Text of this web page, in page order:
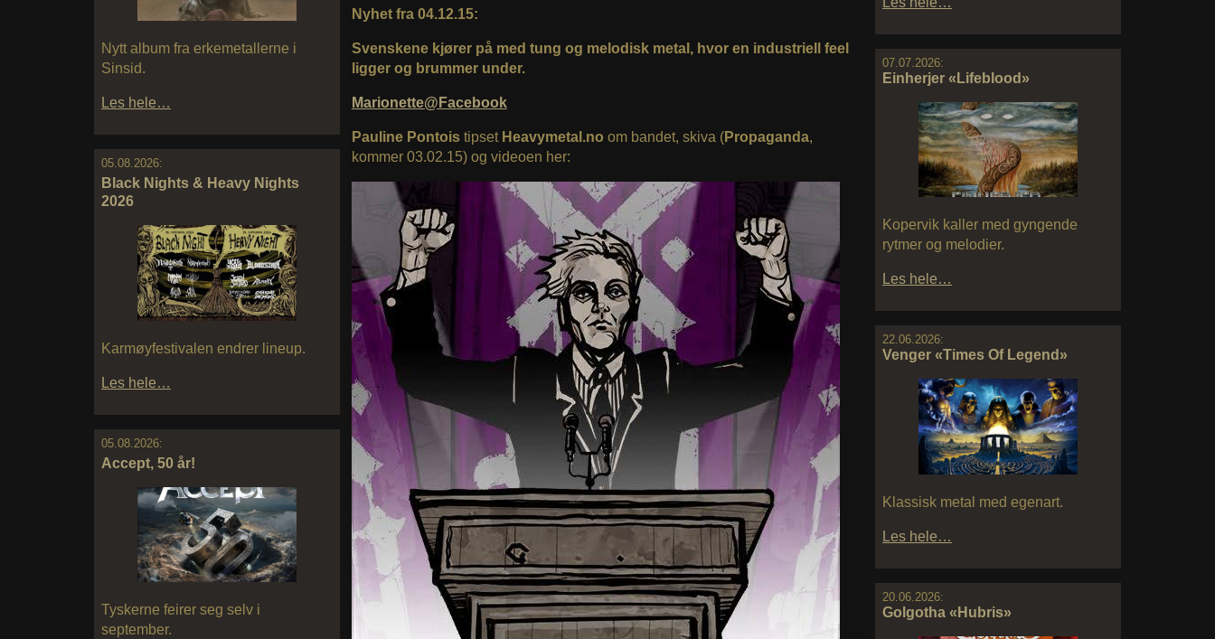
Nytt album fra erkemetallerne i
Sinsid.
Les hele…
05.08.2026:
Black Nights & Heavy Nights
2026
Karmøyfestivalen endrer lineup.
Les hele…
05.08.2026:
Accept, 50 år!
Tyskerne feirer seg selv i
september.
07.07.2026:
Einherjer «Lifeblood»
Kopervik kaller med gyngende
rytmer og melodier.
Les hele…
22.06.2026:
Venger «Times Of Legend»
Klassisk metal med egenart.
Les hele…
20.06.2026:
Golgotha «Hubris»
Nyhet fra 04.12.15:
Svenskene kjører på med tung og melodisk metal, hvor en industriell feel
ligger og brummer under.
Marionette@Facebook
Pauline Pontoistipset Heavymetal.no om bandet, skiva (Propaganda,
kommer 03.02.15) og videoen her: